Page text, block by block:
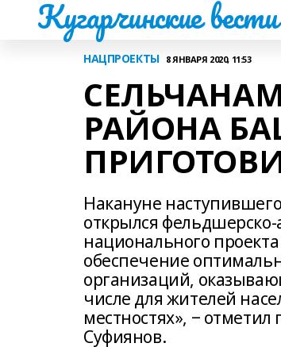
Кугарчинские вести
НАЦПРОЕКТЫ 8 ЯНВАРЯ 2020, 11:53
РАЙОНА
Накануне
открылся
национального
обеспечение
организаций,
числе для жителей
местностях», ‒
Суфиянов.